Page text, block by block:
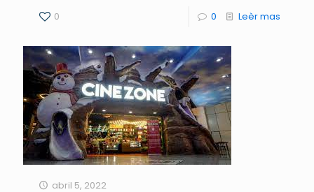
0 0 Leèr mas
abril 5, 2022